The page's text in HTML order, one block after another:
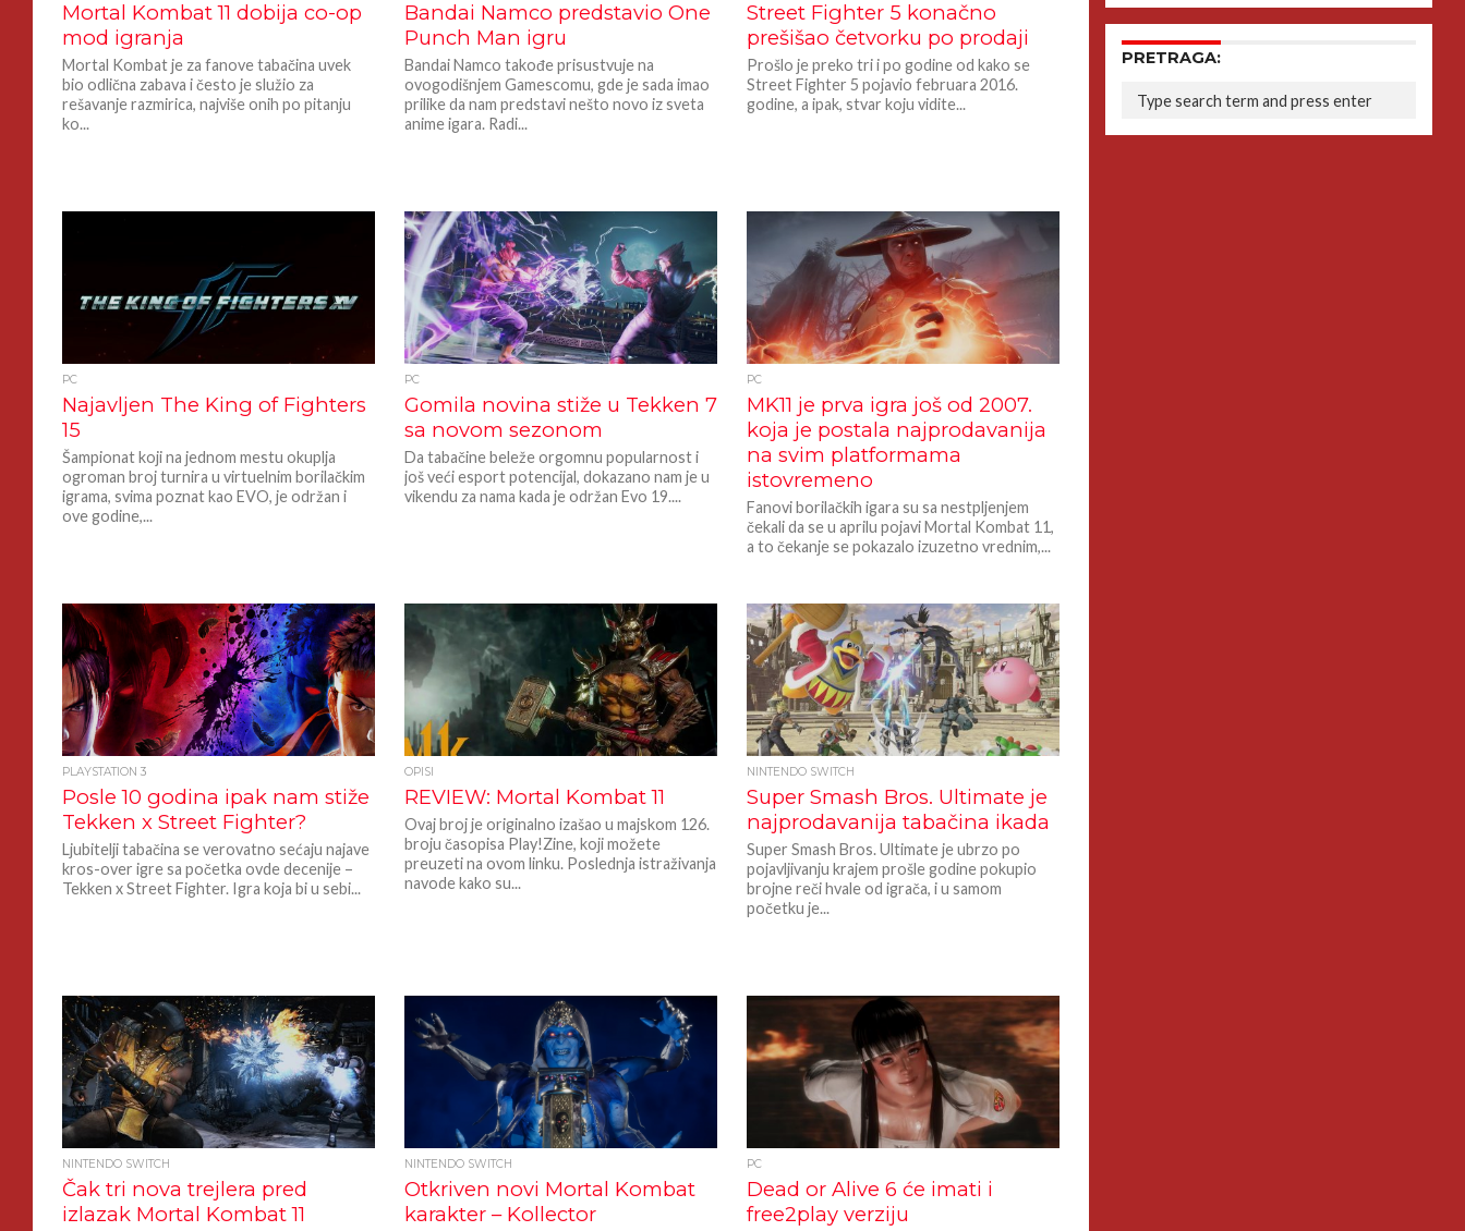
Mortal Kombat 11 dobija co-op
mod igranja
Mortal Kombat je za fanove tabačina uvek
bio odlična zabava i često je služio za
rešavanje razmirica, najviše onih po pitanju
ko...
Bandai Namco predstavio One
Punch Man igru
Bandai Namco takođe prisustvuje na
ovogodišnjem Gamescomu, gde je sada imao
prilike da nam predstavi nešto novo iz sveta
anime igara. Radi...
Street Fighter 5 konačno
prešišao četvorku po prodaji
Prošlo je preko tri i po godine od kako se
Street Fighter 5 pojavio februara 2016.
godine, a ipak, stvar koju vidite...
PC
Najavljen The King of Fighters
15
Šampionat koji na jednom mestu okuplja
ogroman broj turnira u virtuelnim borilačkim
igrama, svima poznat kao EVO, je održan i
ove godine,...
PC
Gomila novina stiže u Tekken 7
sa novom sezonom
Da tabačine beleže orgomnu popularnost i
još veći esport potencijal, dokazano nam je u
vikendu za nama kada je održan Evo 19....
PC
MK11 je prva igra još od 2007.
koja je postala najprodavanija
na svim platformama
istovremeno
Fanovi borilačkih igara su sa nestpljenjem
čekali da se u aprilu pojavi Mortal Kombat 11,
a to čekanje se pokazalo izuzetno vrednim,...
PLAYSTATION 3
Posle 10 godina ipak nam stiže
Tekken x Street Fighter?
Ljubitelji tabačina se verovatno sećaju najave
kros-over igre sa početka ovde decenije –
Tekken x Street Fighter. Igra koja bi u sebi...
OPISI
REVIEW: Mortal Kombat 11
Ovaj broj je originalno izašao u majskom 126.
broju časopisa Play!Zine, koji možete
preuzeti na ovom linku. Poslednja istraživanja
navode kako su...
NINTENDO SWITCH
Super Smash Bros. Ultimate je
najprodavanija tabačina ikada
Super Smash Bros. Ultimate je ubrzo po
pojavljivanju krajem prošle godine pokupio
brojne reči hvale od igrača, i u samom
početku je...
NINTENDO SWITCH
Čak tri nova trejlera pred
izlazak Mortal Kombat 11
NINTENDO SWITCH
Otkriven novi Mortal Kombat
karakter – Kollector
PC
Dead or Alive 6 će imati i
free2play verziju
PRETRAGA: